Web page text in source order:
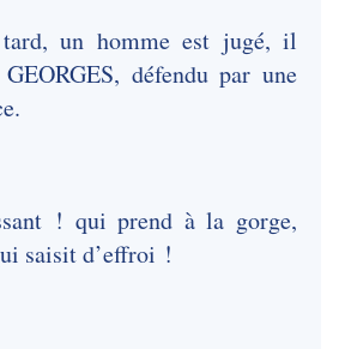
un homme est jugé, il
défendu par une
! qui prend à la gorge,
saisit d’effroi !